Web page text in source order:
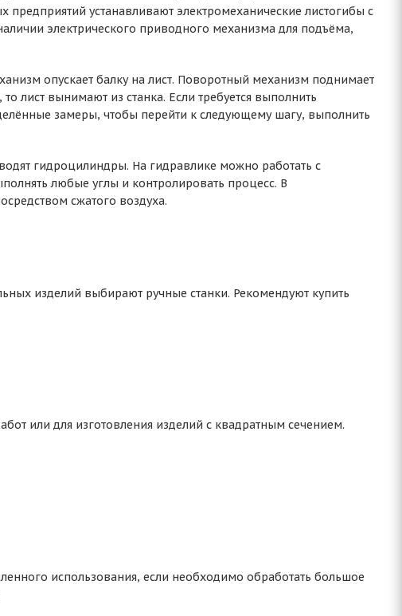
устанавливают электромеханические листогибы с
электрического приводного механизма для подъёма,
опускает балку на лист. Поворотный механизм поднимает
то лист вынимают из станка. Если требуется выполнить
замеры, чтобы перейти к следующему шагу, выполнить
гидроцилиндры. На гидравлике можно работать с
любые углы и контролировать процесс. В
сжатого воздуха.
изделий выбирают ручные станки. Рекомендуют купить
или для изготовления изделий с квадратным сечением.
использования, если необходимо обработать большое